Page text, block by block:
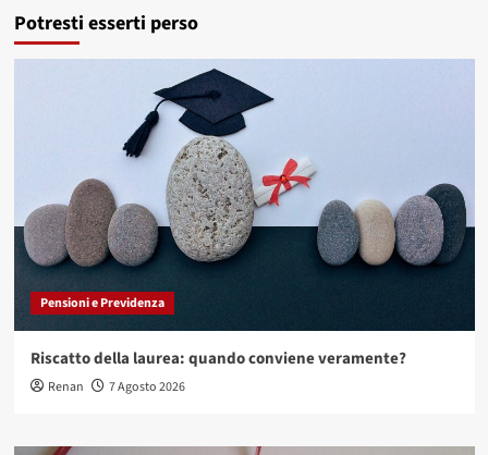
Potresti esserti perso
Pensioni e Previdenza
Riscatto della laurea: quando conviene veramente?
Renan 7 Agosto 2026